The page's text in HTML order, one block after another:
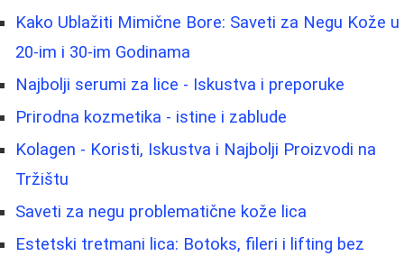
Kako Ublažiti Mimične Bore: Saveti za Negu Kože u
20-im i 30-im Godinama
Najbolji serumi za lice - Iskustva i preporuke
Prirodna kozmetika - istine i zablude
Kolagen - Koristi, Iskustva i Najbolji Proizvodi na
Tržištu
Saveti za negu problematične kože lica
Estetski tretmani lica: Botoks, fileri i lifting bez